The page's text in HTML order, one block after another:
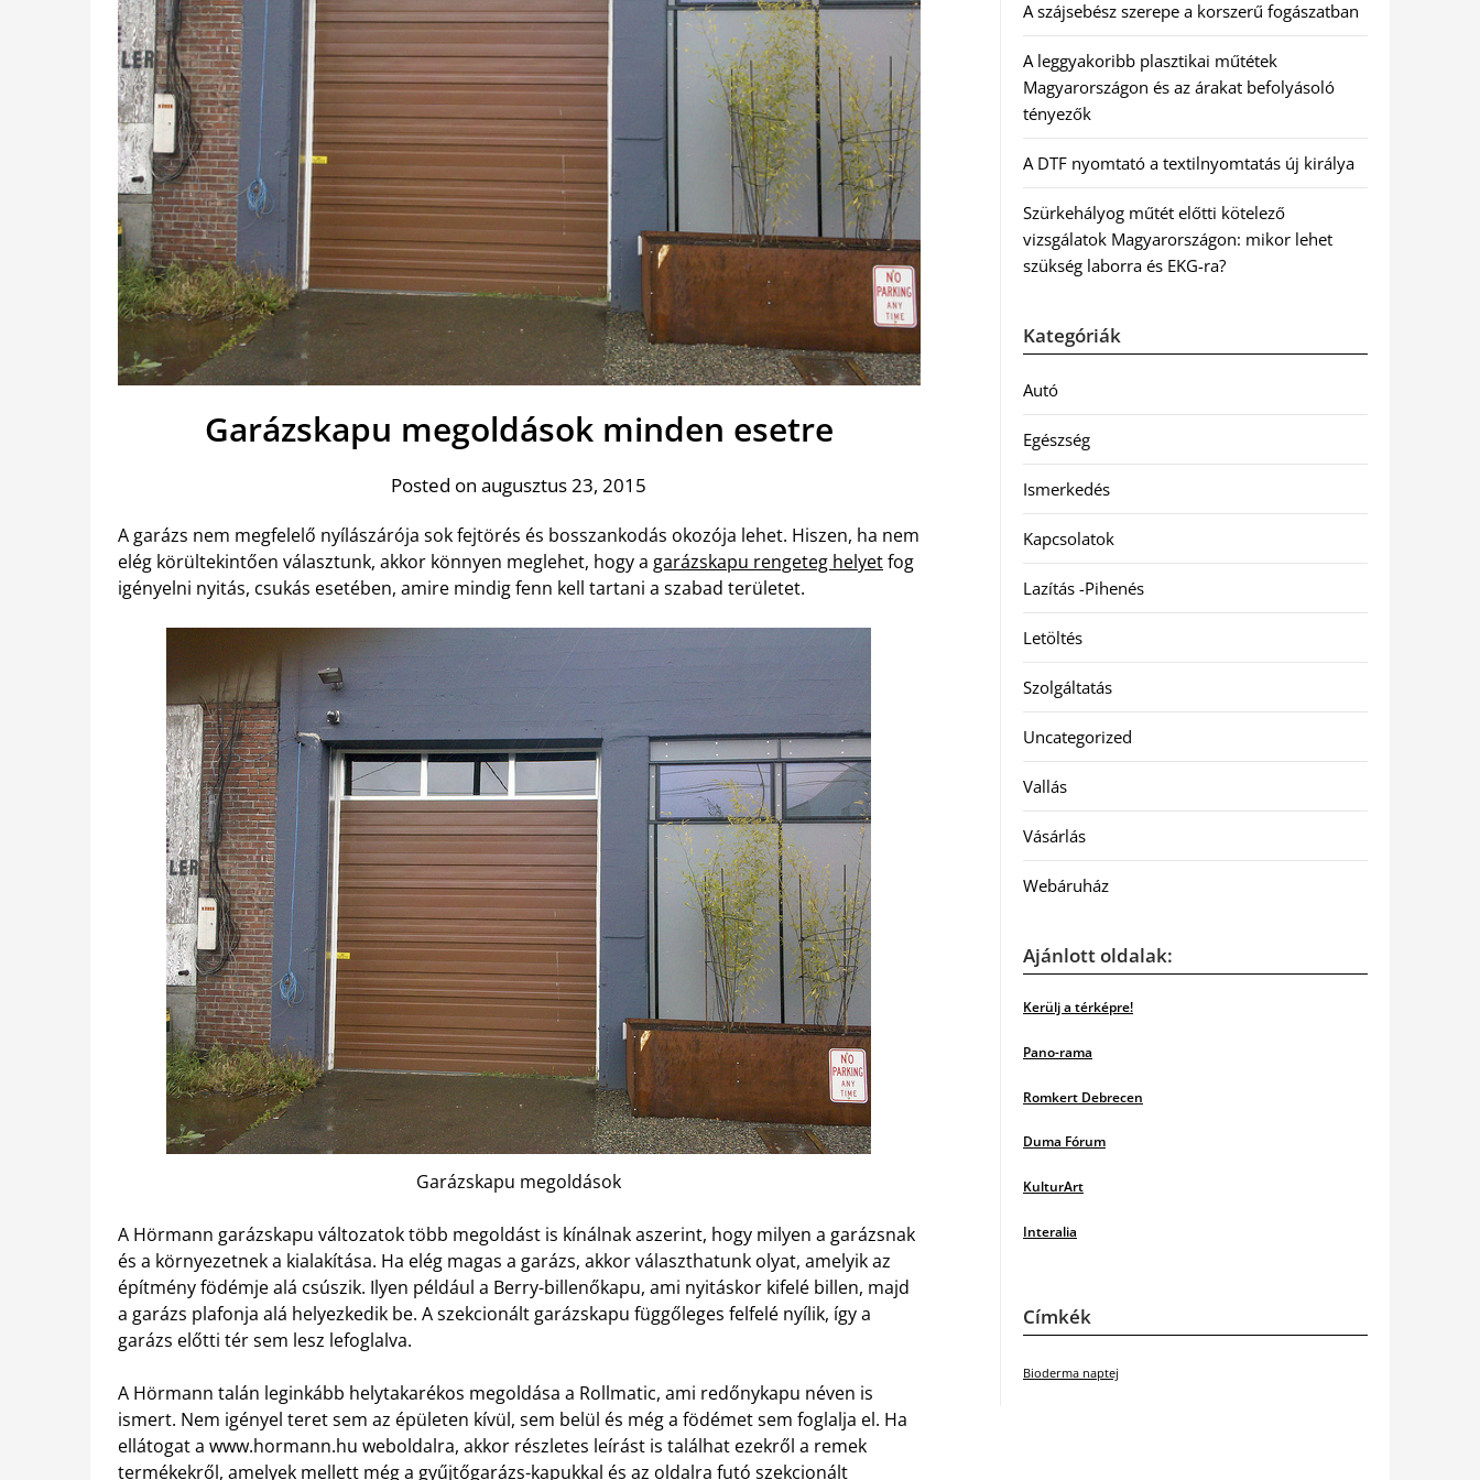
Garázskapu megoldások minden esetre
Posted on augusztus 23, 2015
A garázs nem megfelelő nyílászárója sok fejtörés és bosszankodás okozója lehet. Hiszen, ha nem
elég körültekintően választunk, akkor könnyen meglehet, hogy a garázskapu rengeteg helyetfog
igényelni nyitás, csukás esetében, amire mindig fenn kell tartani a szabad területet.
Garázskapu megoldások
A Hörmann garázskapu változatok több megoldást is kínálnak aszerint, hogy milyen a garázsnak
és a környezetnek a kialakítása. Ha elég magas a garázs, akkor választhatunk olyat, amelyik az
építmény födémje alá csúszik. Ilyen például a Berry-billenőkapu, ami nyitáskor kifelé billen, majd
a garázs plafonja alá helyezkedik be. A szekcionált garázskapu függőleges felfelé nyílik, így a
garázs előtti tér sem lesz lefoglalva.
A Hörmann talán leginkább helytakarékos megoldása a Rollmatic, ami redőnykapu néven is
ismert. Nem igényel teret sem az épületen kívül, sem belül és még a födémet sem foglalja el. Ha
ellátogat a www.hormann.hu weboldalra, akkor részletes leírást is találhat ezekről a remek
termékekről, amelyek mellett még a gyűjtőgarázs-kapukkal és az oldalra futó szekcionált
A szájsebész szerepe a korszerű fogászatban
A leggyakoribb plasztikai műtétek
Magyarországon és az árakat befolyásoló
tényezők
A DTF nyomtató a textilnyomtatás új királya
Szürkehályog műtét előtti kötelező
vizsgálatok Magyarországon: mikor lehet
szükség laborra és EKG-ra?
Kategóriák
Autó
Egészség
Ismerkedés
Kapcsolatok
Lazítás -Pihenés
Letöltés
Szolgáltatás
Uncategorized
Vallás
Vásárlás
Webáruház
Ajánlott oldalak:
Kerülj a térképre!
Pano-rama
Romkert Debrecen
Duma Fórum
KulturArt
Interalia
Címkék
Bioderma naptej